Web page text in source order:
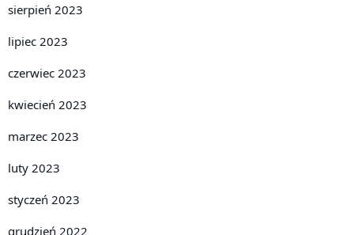
sierpień 2023
lipiec 2023
czerwiec 2023
kwiecień 2023
marzec 2023
luty 2023
styczeń 2023
grudzień 2022